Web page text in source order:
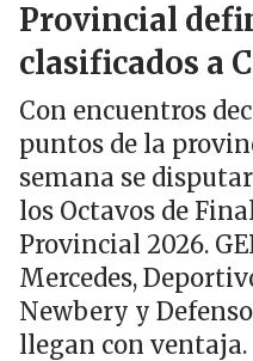
Provincial
clasificados a
Con encuentros
puntos de la
semana se
los Octavos de
Provincial 2026.
Mercedes,
Newbery y
llegan con ventaja.